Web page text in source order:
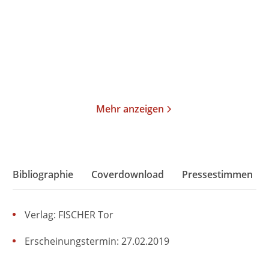
Mehr anzeigen
Bibliographie Coverdownload Pressestimmen
Verlag: FISCHER Tor
Erscheinungstermin: 27.02.2019